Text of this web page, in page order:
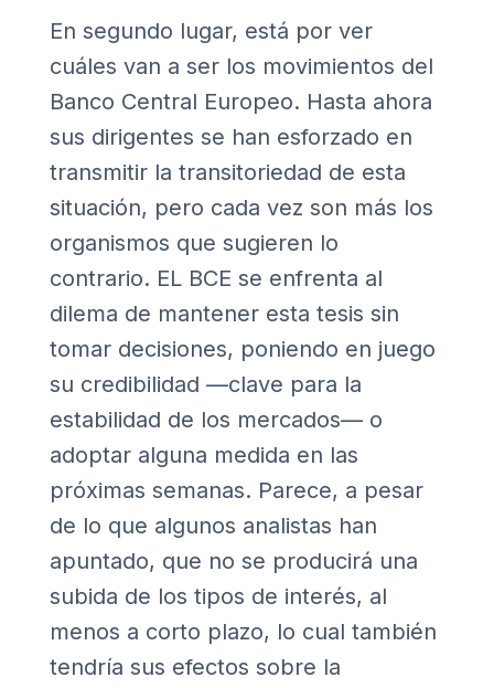
En segundo lugar, está por ver
cuáles van a ser los movimientos del
Banco Central Europeo. Hasta ahora
sus dirigentes se han esforzado en
transmitir la transitoriedad de esta
situación, pero cada vez son más los
organismos que sugieren lo
contrario. EL BCE se enfrenta al
dilema de mantener esta tesis sin
tomar decisiones, poniendo en juego
su credibilidad —clave para la
estabilidad de los mercados— o
adoptar alguna medida en las
próximas semanas. Parece, a pesar
de lo que algunos analistas han
apuntado, que no se producirá una
subida de los tipos de interés, al
menos a corto plazo, lo cual también
tendría sus efectos sobre la